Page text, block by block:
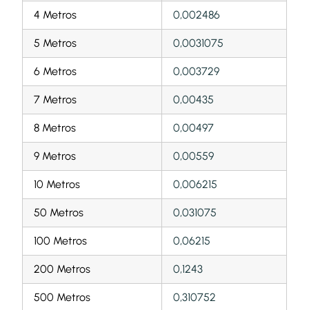
4 Metros 0,002486
5 Metros 0,0031075
6 Metros 0,003729
7 Metros 0,00435
8 Metros 0,00497
9 Metros 0,00559
10 Metros 0,006215
50 Metros 0,031075
100 Metros 0,06215
200 Metros 0,1243
500 Metros 0,310752